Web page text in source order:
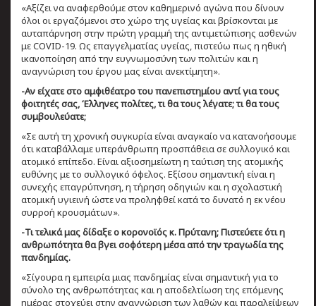
«Αξίζει να αναφερθούμε στον καθημερινό αγώνα που δίνουν
όλοι οι εργαζόμενοι στο χώρο της υγείας και βρίσκονται με
αυταπάρνηση στην πρώτη γραμμή της αντιμετώπισης ασθενών
με COVID-19. Ως επαγγελματίας υγείας, πιστεύω πως η ηθική
ικανοποίηση από την ευγνωμοσύνη των πολιτών και η
αναγνώριση του έργου μας είναι ανεκτίμητη».
-Αν είχατε στο αμφιθέατρο του πανεπιστημίου αντί για τους
φοιτητές σας, Έλληνες πολίτες, τι θα τους λέγατε; τι θα τους
συμβουλεύατε;
«Σε αυτή τη χρονική συγκυρία είναι αναγκαίο να κατανοήσουμε
ότι καταβάλλαμε υπεράνθρωπη προσπάθεια σε συλλογικό και
ατομικό επίπεδο. Είναι αξιοσημείωτη η ταύτιση της ατομικής
ευθύνης με το συλλογικό όφελος. Εξίσου σημαντική είναι η
συνεχής επαγρύπνηση, η τήρηση οδηγιών και η σχολαστική
ατομική υγιεινή ώστε να προληφθεί κατά το δυνατό η εκ νέου
συρροή κρουσμάτων».
-Τι τελικά μας δίδαξε ο κορονοϊός κ. Πρύτανη; Πιστεύετε ότι η
ανθρωπότητα θα βγει σοφότερη μέσα από την τραγωδία της
πανδημίας.
«Σίγουρα η εμπειρία μιας πανδημίας είναι σημαντική για το
σύνολο της ανθρωπότητας και η αποδελτίωση της επόμενης
ημέρας στοχεύει στην αναγνώριση των λαθών και παραλείψεων